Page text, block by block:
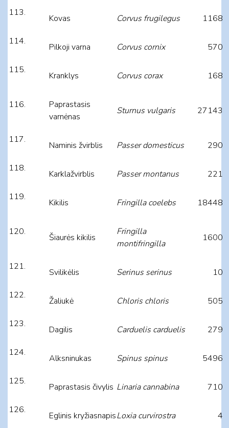
Kovas Corvus frugilegus 1168
Pilkoji varna Corvus cornix 570
Kranklys Corvus corax 168
Paprastasis
varnėnas
Sturnus vulgaris 27143
Naminis žvirblis Passer domesticus 290
Karklažvirblis Passer montanus 221
Kikilis Fringilla coelebs 18448
Šiaurės kikilis
Fringilla
montifringilla
1600
Svilikėlis Serinus serinus 10
Žaliukė Chloris chloris 505
Dagilis Carduelis carduelis 279
Alksninukas Spinus spinus 5496
Paprastasis čivylis Linaria cannabina 710
Eglinis kryžiasnapisLoxia curvirostra 4